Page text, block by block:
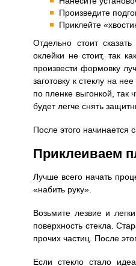
Произведите
Приклейте
Отдельно стоит
оклейки не стоит, так
произвести формовку
заготовку к стеклу на
по пленке выгонкой, так
будет легче снять
После этого начинается
Приклеиваем
Лучше всего начать
«набить руку».
Возьмите лезвие и
поверхность стекла.
прочих частиц. После
Если стекло стало